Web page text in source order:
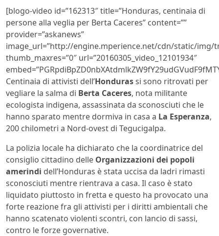
[blogo-video id=”162313″ title=”Honduras, centinaia di
persone alla veglia per Berta Caceres” content=””
provider=”askanews”
image_url=”http://engine.mperience.net/cdn/static/img/
thumb_maxres=”0″ url=”20160305_video_12101934″
Centinaia di attivisti dell’Hondurassi sono ritrovati per
vegliare la salma di Berta Caceres, nota militante
ecologista indigena, assassinata da sconosciuti che le
hanno sparato mentre dormiva in casa a La Esperanza,
200 chilometri a Nord-ovest di Tegucigalpa.
La polizia locale ha dichiarato che la coordinatrice del
consiglio cittadino delle Organizzazioni dei popoli
amerindi dell’Honduras è stata uccisa da ladri rimasti
sconosciuti mentre rientrava a casa. Il caso è stato
liquidato piuttosto in fretta e questo ha provocato una
forte reazione fra gli attivisti per i diritti ambientali che
hanno scatenato violenti scontri, con lancio di sassi,
contro le forze governative.